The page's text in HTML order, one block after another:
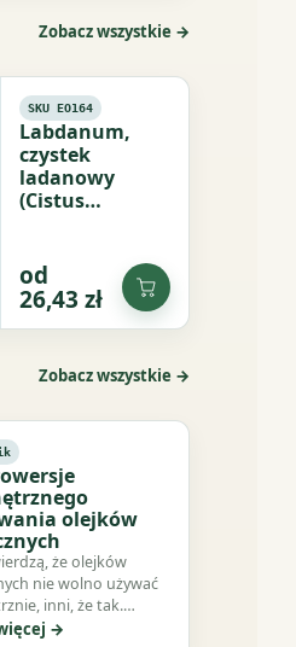
Zobacz wszystkie →
SKU EO164
Labdanum,
czystek
ladanowy
(Cistus
od
26,43 zł
Dodaj
do
Zobacz wszystkie →
olejków
że olejków
nie wolno używać
inni, że tak.
środowisku
→